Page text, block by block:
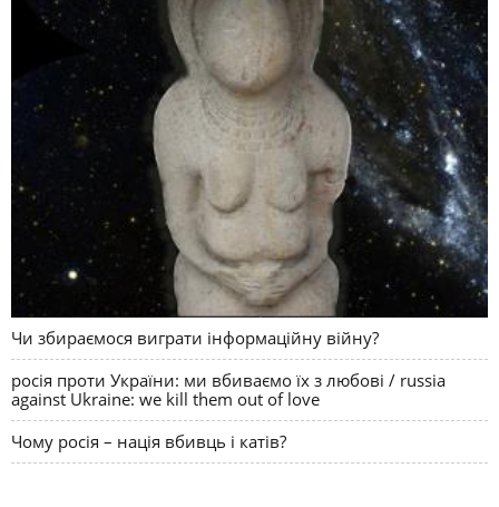
Чи збираємося виграти інформаційну війну?
росія проти України: ми вбиваємо їх з любові / russia
against Ukraine: we kill them out of love
Чому росія – нація вбивць і катів?